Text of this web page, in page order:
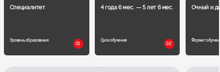
Специалитет
Уровень образования
01
4 года 6 мес. — 5 лет 6 мес.
Срок обучения
02
Очный и
Формат